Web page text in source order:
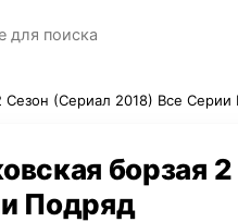
Сезон (Сериал 2018) Все Серии
борзая
Подряд